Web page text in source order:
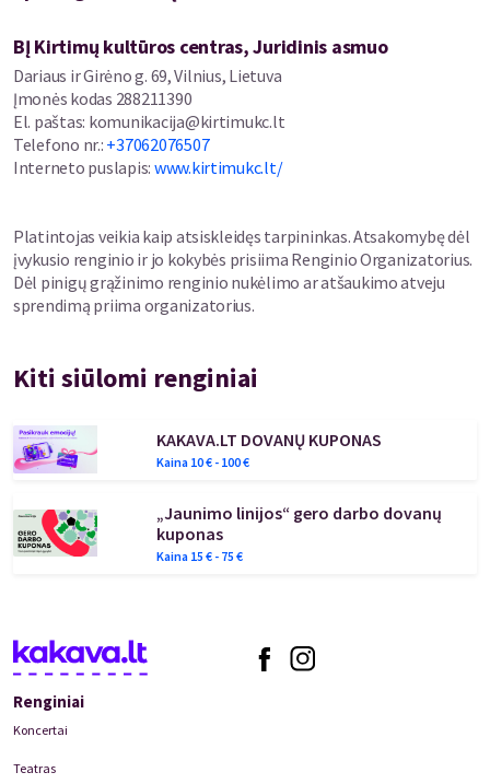
Kiekvienais metais Mostafos tėvas padovanoja sūnui naujai
pagamintą tanburą, kiekvienas naujas instrumentas yra dar
įspūdingesnis už ankstesnį.
2023 m. Mostafa ir Valentin grįžo į studiją ir per dvi dienas vienu
įrašu įrašė antrąjį albumą „Noor-e Vojood“, kurio pavadinimas
Albumas „Noor-e Vojood“:
https://radiokhiyaban.bandcamp.com/album/noor-e-vojood
The Quietus recenzija, „Album of the Week“:
https://thequietus.com/.../noor-e-vojood-mohammad.../
BĮ Kirtimų kultūros centras, Juridinis asmuo
Dariaus ir Girėno g. 69, Vilnius, Lietuva
Įmonės kodas 288211390
El. paštas: komunikacija@kirtimukc.lt
Telefono nr.: +37062076507
Interneto puslapis: www.kirtimukc.lt/
Platintojas veikia kaip atsiskleidęs tarpininkas. Atsakomybę dėl
įvykusio renginio ir jo kokybės prisiima Renginio Organizatorius.
Dėl pinigų grąžinimo renginio nukėlimo ar atšaukimo atveju
sprendimą priima organizatorius.
Kiti siūlomi renginiai
KAKAVA.LT DOVANŲ KUPONAS
Kaina 10€ - 100€
„Jaunimo linijos“ gero darbo dovanų
kuponas
Kaina 15 € - 75 €
Renginiai
Koncertai
Teatras